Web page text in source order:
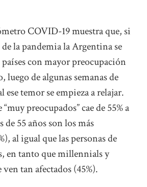
COVID-19 muestra que, si
la pandemia la Argentina se
con mayor preocupación
luego de algunas semanas de
temor se empieza a relajar.
preocupados” cae de 55% a
de 55 años son los más
al igual que las personas de
en tanto que millennials y
tan afectados (45%).